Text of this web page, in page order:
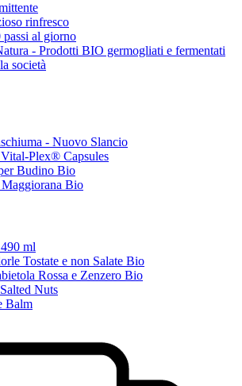
rinfresco
al giorno
- Prodotti BIO germogliati e fermentati
società
- Nuovo Slancio
Plex® Capsules
Budino Bio
Bio
ml
Tostate e non Salate Bio
Rossa e Zenzero Bio
Nuts
Balm